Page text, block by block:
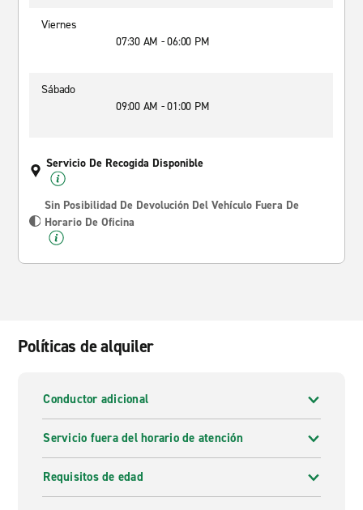
Viernes
07:30 AM - 06:00 PM
Sábado
09:00 AM - 01:00 PM
Servicio De Recogida Disponible
Sin Posibilidad De Devolución Del Vehículo Fuera De
Horario De Oficina
Políticas de alquiler
Conductor adicional
Servicio fuera del horario de atención
Requisitos de edad